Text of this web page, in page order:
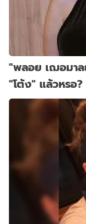
"พลอย เฌอมา
"โต้ง" แล้วหรอ?